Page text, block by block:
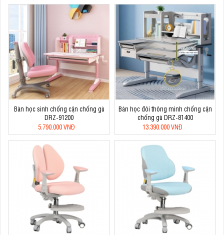
Bàn học sinh chống cận chống gù
DRZ-91200
5.790.000 VNĐ
Bàn học đôi thông minh chống cận
chống gù DRZ-81400
13.390.000 VNĐ